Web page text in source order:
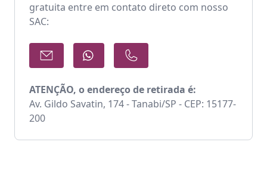
gratuita entre em contato direto com nosso
SAC:
ATENÇÃO, o endereço de retirada é:
Av. Gildo Savatin, 174 - Tanabi/SP - CEP: 15177-
200